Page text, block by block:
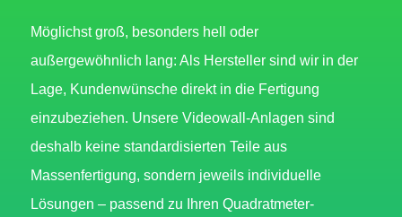
Möglichst groß, besonders hell oder
außergewöhnlich lang: Als Hersteller sind wir in der
Lage, Kundenwünsche direkt in die Fertigung
einzubeziehen. Unsere Videowall-Anlagen sind
deshalb keine standardisierten Teile aus
Massenfertigung, sondern jeweils individuelle
Lösungen – passend zu Ihren Quadratmeter-